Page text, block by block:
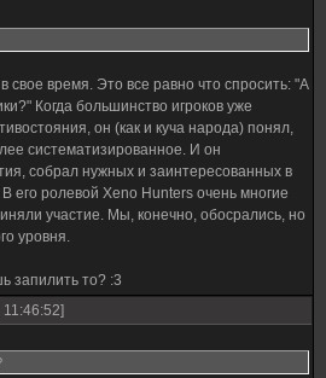
свое время. Это все равно что спросить: "А
Когда большинство игроков уже
он (как и куча народа) понял,
систематизированное. И он
собрал нужных и заинтересованных в
его ролевой Xeno Hunters очень многие
участие. Мы, конечно, обосрались, но
уровня.
запилить то? :3